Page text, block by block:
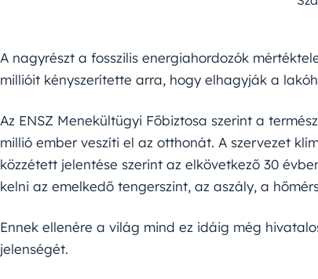
A nagyrészt a fosszilis energiahordozók
millióit kényszerítette arra, hogy elhagyják a
Az ENSZ Menekültügyi Főbiztosa szerint a
millió ember veszíti el az otthonát. A szervezet
közzétett jelentése szerint az elkövetkező 30
kelni az emelkedő tengerszint, az aszály, a
Ennek ellenére a világ mind ez idáig még
jelenségét.